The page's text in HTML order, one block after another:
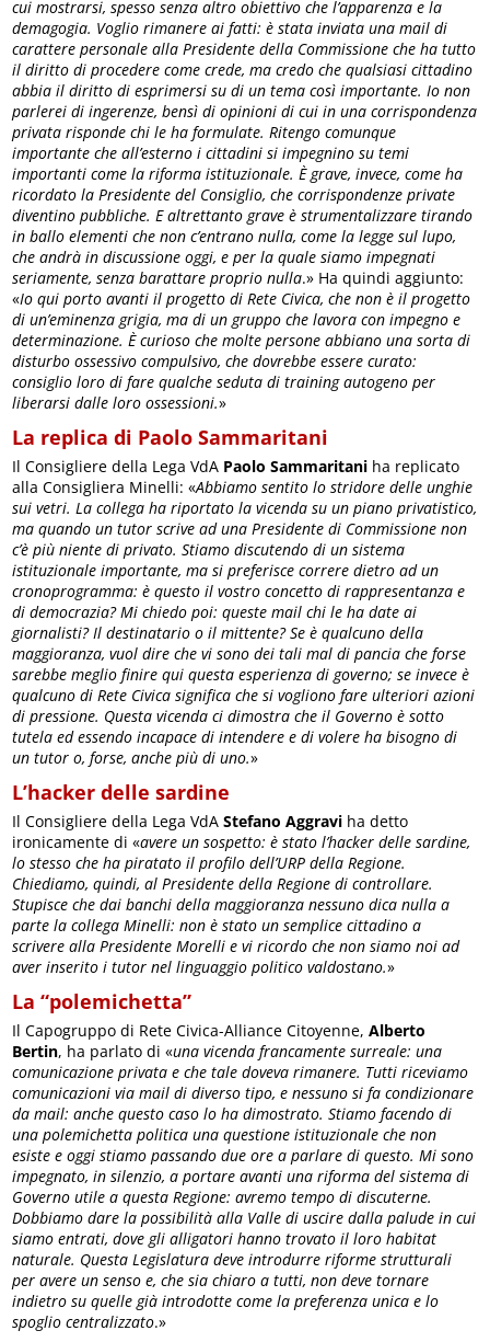
cui mostrarsi, spesso senza altro obiettivo che l’apparenza e la
demagogia. Voglio rimanere ai fatti: è stata inviata una mail di
carattere personale alla Presidente della Commissione che ha tutto
il diritto di procedere come crede, ma credo che qualsiasi cittadino
abbia il diritto di esprimersi su di un tema così importante. Io non
parlerei di ingerenze, bensì di opinioni di cui in una corrispondenza
privata risponde chi le ha formulate. Ritengo comunque
importante che all’esterno i cittadini si impegnino su temi
importanti come la riforma istituzionale. È grave, invece, come ha
ricordato la Presidente del Consiglio, che corrispondenze private
diventino pubbliche. E altrettanto grave è strumentalizzare tirando
in ballo elementi che non c’entrano nulla, come la legge sul lupo,
che andrà in discussione oggi, e per la quale siamo impegnati
seriamente, senza barattare proprio nulla.» Ha quindi aggiunto:
«Io qui porto avanti il progetto di Rete Civica, che non è il progetto
di un’eminenza grigia, ma di un gruppo che lavora con impegno e
determinazione. È curioso che molte persone abbiano una sorta di
disturbo ossessivo compulsivo, che dovrebbe essere curato:
consiglio loro di fare qualche seduta di training autogeno per
liberarsi dalle loro ossessioni.»
La replica di Paolo Sammaritani
Il Consigliere della Lega VdA Paolo Sammaritani ha replicato
alla Consigliera Minelli: «Abbiamo sentito lo stridore delle unghie
sui vetri. La collega ha riportato la vicenda su un piano privatistico,
ma quando un tutor scrive ad una Presidente di Commissione non
c’è più niente di privato. Stiamo discutendo di un sistema
istituzionale importante, ma si preferisce correre dietro ad un
cronoprogramma: è questo il vostro concetto di rappresentanza e
di democrazia? Mi chiedo poi: queste mail chi le ha date ai
giornalisti? Il destinatario o il mittente? Se è qualcuno della
maggioranza, vuol dire che vi sono dei tali mal di pancia che forse
sarebbe meglio finire qui questa esperienza di governo; se invece è
qualcuno di Rete Civica significa che si vogliono fare ulteriori azioni
di pressione. Questa vicenda ci dimostra che il Governo è sotto
tutela ed essendo incapace di intendere e di volere ha bisogno di
un tutor o, forse, anche più di uno.»
L’hacker delle sardine
Il Consigliere della Lega VdAStefano Aggravi ha detto
ironicamente di «avere un sospetto: è stato l’hacker delle sardine,
lo stesso che ha piratato il profilo dell’URP della Regione.
Chiediamo, quindi, al Presidente della Regione di controllare.
Stupisce che dai banchi della maggioranza nessuno dica nulla a
parte la collega Minelli: non è stato un semplice cittadino a
scrivere alla Presidente Morelli e vi ricordo che non siamo noi ad
aver inserito i tutor nel linguaggio politico valdostano.»
La “polemichetta”
Il Capogruppo di Rete Civica-Alliance Citoyenne,Alberto
Bertin, ha parlato di «una vicenda francamente surreale: una
comunicazione privata e che tale doveva rimanere. Tutti riceviamo
comunicazioni via mail di diverso tipo, e nessuno si fa condizionare
da mail: anche questo caso lo ha dimostrato. Stiamo facendo di
una polemichetta politica una questione istituzionale che non
esiste e oggi stiamo passando due ore a parlare di questo. Mi sono
impegnato, in silenzio, a portare avanti una riforma del sistema di
Governo utile a questa Regione: avremo tempo di discuterne.
Dobbiamo dare la possibilità alla Valle di uscire dalla palude in cui
siamo entrati, dove gli alligatori hanno trovato il loro habitat
naturale. Questa Legislatura deve introdurre riforme strutturali
per avere un senso e, che sia chiaro a tutti, non deve tornare
indietro su quelle già introdotte come la preferenza unica e lo
spoglio centralizzato.»